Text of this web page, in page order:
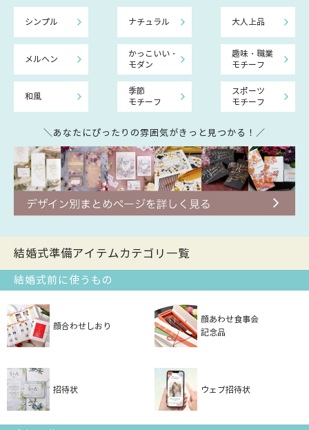
シンプル ナチュラル 大人上品
メルヘン
かっこいい・
モダン
趣味・職業
モチーフ
和風
季節
モチーフ
スポーツ
モチーフ
＼あなたにぴったりの雰囲気がきっと見つかる！／
結婚式準備アイテムカテゴリ一覧
結婚式前に使うもの
顔合わせしおり
顔あわせ食事会
記念品
招待状 ウェブ招待状